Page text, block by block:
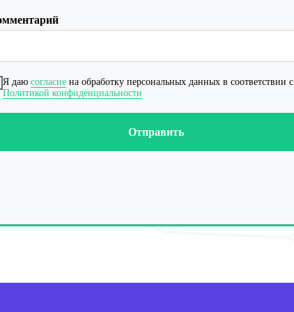
Я даю согласиена обработку персональных данных в соответствии с
Политикой конфиденциальности
Отправить